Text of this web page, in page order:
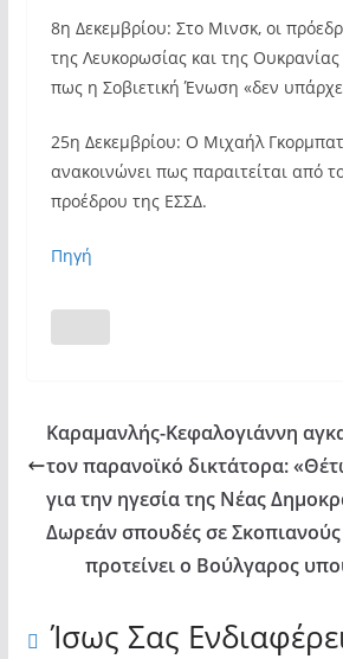
8η Δεκεμβρίου: Στο Μινσκ, οι
της Λευκορωσίας και της
πως η Σοβιετική Ένωση «δεν
25η Δεκεμβρίου: Ο Μιχαήλ
ανακοινώνει πως παραιτείται από
προέδρου της ΕΣΣΔ.
Πηγή
Καραμανλής-Κεφαλογιάννη
τον παρανοϊκό δικτάτορα:
για την ηγεσία της Νέας
Δωρεάν σπουδές σε
προτείνει ο Βούλγαρος
Ίσως Σας